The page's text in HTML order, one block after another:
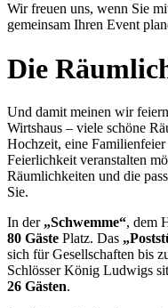
Wir freuen uns, wenn Sie
gemeinsam Ihren Event
Die
Und damit meinen wir
Wirtshaus – viele schöne
Hochzeit, eine
Feierlichkeit veranstalten
Räumlichkeiten und die
Sie.
In der „Schwemme“, dem
80 Gäste Platz. Das
sich für Gesellschaften bis
Schlösser König Ludwigs
26 Gästen.